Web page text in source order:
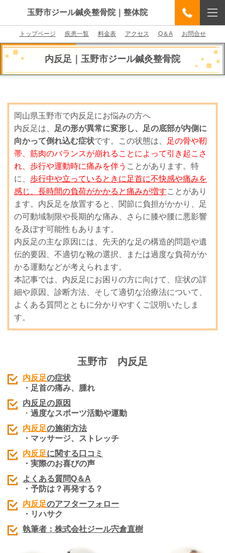
玉野市ジール鍼灸整骨院｜整体院
トップページ 疾患一覧 料金表 アクセス Q＆A お問合せ
内反足 玉野市ジール鍼灸整骨院
岡山県玉野市で内反足にお悩みの方へ
内反足は、
足の形が異常に変形し、足の底部が内側に
向かって倒れ込む症状です。この状態は、
足の骨や靭
帯、筋肉のバランスが崩れることによって引き起こさ
れ、歩行や運動時に痛みを伴う ことがあります。特
に、 歩行中や立っているときに足首に不快感や痛みを
感じ、長時間の負荷がかかると痛みが増すことがあり
ます。内反足を放置すると、関節に負担がかかり、足
の可動域制限や長期的な痛み、さらに膝や腰に悪影響
を及ぼす可能性もあります。
内反足の主な原因には、先天的な足の構造的問題や遺
伝的要因、不適切な靴の選択、または過度な負荷がか
かる運動などが考えられます。
本記事では、内反足にお困りの方に向けて、症状の詳
細や原因、診断方法、そして適切な治療法について、
よくある質問とともに分かりやすくご説明いたしま
す。
玉野市 内反足
内反足の症状
・足首の痛み、腫れ
内反足の原因
・ 過度なスポーツ活動や運動
内反足の施術方法
・マッサージ、ストレッチ
内反足に関する口コミ
・実際のお喜びの声
よくある質問Q＆A
・予防は？再発する？
内反足のアフターフォロー
・リハサク
執筆者：株式会社ジール宍倉直樹